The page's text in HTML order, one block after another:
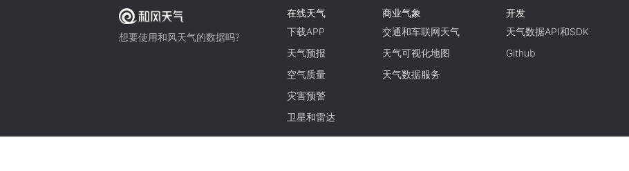
想要使用和风天气的数据吗?
在线天气
下载APP
天气预报
空气质量
灾害预警
卫星和雷达
商业气象
交通和车联网天气
天气可视化地图
天气数据服务
开发
天气数据API和SDK
Github